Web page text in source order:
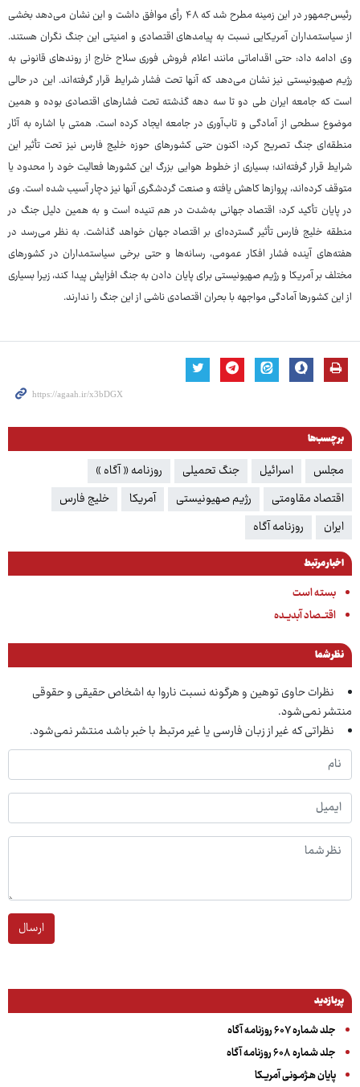
رئیس‌جمهور در این زمینه مطرح شد که ۴۸ رأی موافق داشت و این نشان می‌دهد بخشی
از سیاستمداران آمریکایی نسبت به پیامدهای اقتصادی و امنیتی این جنگ نگران هستند.
وی ادامه داد: حتی اقداماتی مانند اعلام فروش فوری سلاح خارج از روندهای قانونی به
رژیم صهیونیستی نیز نشان می‌دهد که آنها تحت فشار شرایط قرار گرفته‌اند. این در حالی
است که جامعه ایران طی دو تا سه دهه گذشته تحت فشارهای اقتصادی بوده و همین
موضوع سطحی از آمادگی و تاب‌آوری در جامعه ایجاد کرده است. همتی با اشاره به آثار
منطقه‌ای جنگ تصریح کرد: اکنون حتی کشورهای حوزه خلیج فارس نیز تحت تأثیر این
شرایط قرار گرفته‌اند؛ بسیاری از خطوط هوایی بزرگ این کشورها فعالیت خود را محدود یا
متوقف کرده‌اند، پروازها کاهش یافته و صنعت گردشگری آنها نیز دچار آسیب شده است. وی
در پایان تأکید کرد: اقتصاد جهانی به‌شدت در هم تنیده است و به همین دلیل جنگ در
منطقه خلیج فارس تأثیر گسترده‌ای بر اقتصاد جهان خواهد گذاشت. به نظر می‌رسد در
هفته‌های آینده فشار افکار عمومی، رسانه‌ها و حتی برخی سیاستمداران در کشورهای
مختلف بر آمریکا و رژیم صهیونیستی برای پایان دادن به جنگ افزایش پیدا کند، زیرا بسیاری
از این کشورها آمادگی مواجهه با بحران اقتصادی ناشی از این جنگ را ندارند.
برچسب‌ها
مجلس اسرائیل جنگ تحمیلی
روزنامه « آگاه »
اقتصاد مقاومتی
رژیم صهیونیستی آمریکا
خلیج فارس
ایران
روزنامه آگاه
اخبار مرتبط
بسته است
اقتــصاد آبدیــده
نظر شما
نظرات حاوی توهین و هرگونه نسبت ناروا به اشخاص حقیقی و حقوقی
منتشر نمی‌شود.
نظراتی که غیر از زبان فارسی یا غیر مرتبط با خبر باشد منتشر نمی‌شود.
ارسال
پربازدید
جلد شماره ۶۰۷ روزنامه آگاه
جلد شماره ۶۰۸ روزنامه آگاه
پایان هـژمـونی آمریـکا